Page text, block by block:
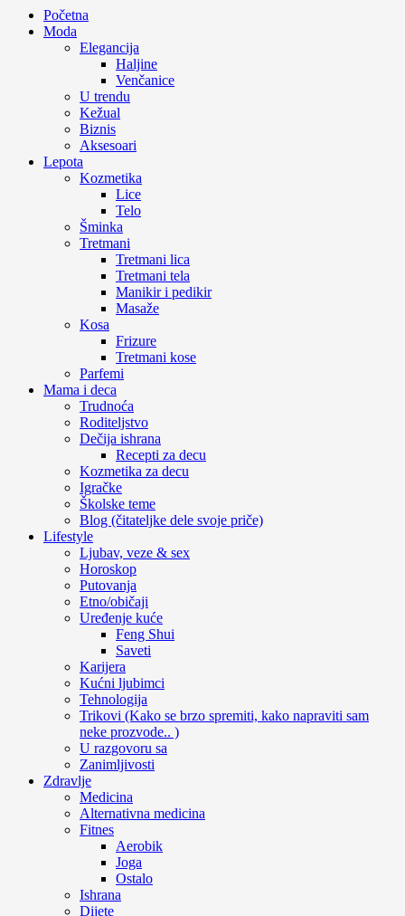
Početna
Moda
Elegancija
Haljine
Venčanice
U trendu
Kežual
Biznis
Aksesoari
Lepota
Kozmetika
Lice
Telo
Šminka
Tretmani
Tretmani lica
Tretmani tela
Manikir i pedikir
Masaže
Kosa
Frizure
Tretmani kose
Parfemi
Mama i deca
Trudnoća
Roditeljstvo
Dečija ishrana
Recepti za decu
Kozmetika za decu
Igračke
Školske teme
Blog (čitateljke dele svoje priče)
Lifestyle
Ljubav, veze & sex
Horoskop
Putovanja
Etno/običaji
Uređenje kuće
Feng Shui
Saveti
Karijera
Kućni ljubimci
Tehnologija
Trikovi (Kako se brzo spremiti, kako napraviti sam
neke prozvode.. )
U razgovoru sa
Zanimljivosti
Zdravlje
Medicina
Alternativna medicina
Fitnes
Aerobik
Joga
Ostalo
Ishrana
Dijete